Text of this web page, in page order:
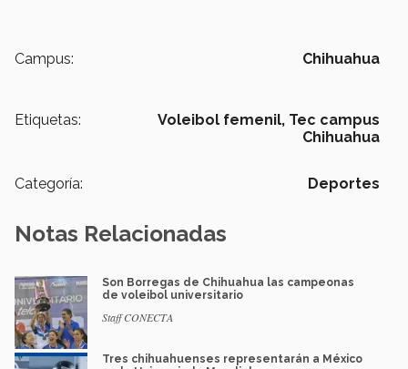
Campus: Chihuahua
Etiquetas: Voleibol femenil, Tec campus
Chihuahua
Categoría: Deportes
Notas Relacionadas
Son Borregas de Chihuahua las campeonas
de voleibol universitario
Staff CONECTA
Tres chihuahuenses representarán a México